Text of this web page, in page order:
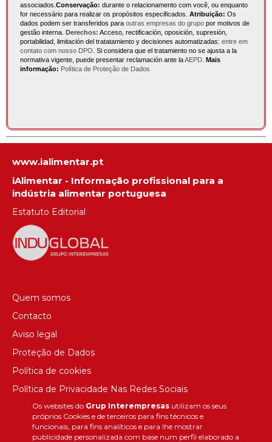
Os websites do Grup Interempresasutilizam os seus
próprios Cookies e de terceiros para fins técnicos e
funcionais, para fins analíticos e para lhe mostrar
publicidade personalizada com base num perfil elaborado a
associados. Conservação: durante o relacionamento com você, ou enquanto
for necessário para realizar os propósitos especificados. Atribuição: Os
dados podem ser transferidos para outras empresas do grupo por motivos de
gestão interna. Derechos: Acceso, rectificación, oposición, supresión,
portabilidad, limitación del tratatamiento y decisiones automatizadas: entre em
contato com nosso DPO . Si considera que el tratamiento no se ajusta a la
normativa vigente, puede presentar reclamación ante laAEPD Mais
informação: Política de Proteção de Dados
www.ialimentar.pt
iAlimentar - Informação profissional para a
indústria alimentar portuguesa
Estatuto Editorial
Quem somos
Contacto
Aviso legal
Proteção de Dados
Política de cookies
Política de Privacidade Nas Redes Sociais
Canal de denúncias
Colaborações editoriais